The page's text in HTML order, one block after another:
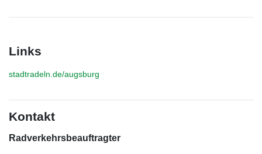
Links
stadtradeln.de/augsburg
Kontakt
Radverkehrsbeauftragter